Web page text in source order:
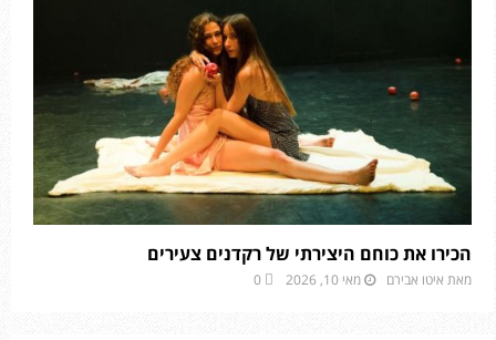
הכירו את כוחם היצירתי של רקדנים צעירים
מאת איטו אבירם מאי 10, 2026 0